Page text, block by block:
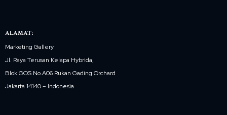
ALAMAT:
Marketing Gallery
Jl. Raya Terusan Kelapa Hybrida,
Blok GOS No.A06 Rukan Gading Orchard
Jakarta 14140 – Indonesia